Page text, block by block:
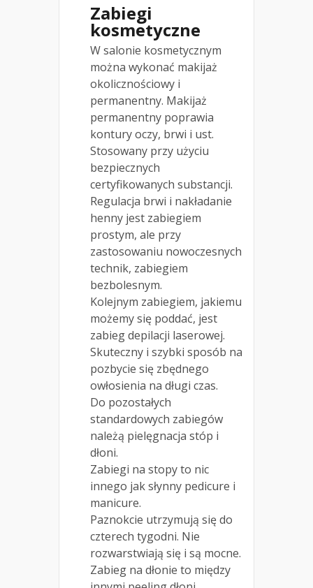
Zabiegi
kosmetyczne
W salonie kosmetycznym
można wykonać makijaż
okolicznościowy i
permanentny. Makijaż
permanentny poprawia
kontury oczy, brwi i ust.
Stosowany przy użyciu
bezpiecznych
certyfikowanych substancji.
Regulacja brwi i nakładanie
henny jest zabiegiem
prostym, ale przy
zastosowaniu nowoczesnych
technik, zabiegiem
bezbolesnym.
Kolejnym zabiegiem, jakiemu
możemy się poddać, jest
zabieg depilacji laserowej.
Skuteczny i szybki sposób na
pozbycie się zbędnego
owłosienia na długi czas.
Do pozostałych
standardowych zabiegów
należą pielęgnacja stóp i
dłoni.
Zabiegi na stopy to nic
innego jak słynny pedicure i
manicure.
Paznokcie utrzymują się do
czterech tygodni. Nie
rozwarstwiają się i są mocne.
Zabieg na dłonie to między